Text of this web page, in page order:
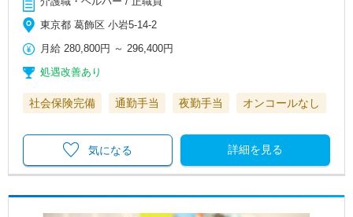
東京都 葛飾区 小岩5-14-2
月給 280,800円 ～296,400円
処遇改善あり
社会保険完備 通勤手当 夜勤手当 オンコールなし
詳細を見る
気になる